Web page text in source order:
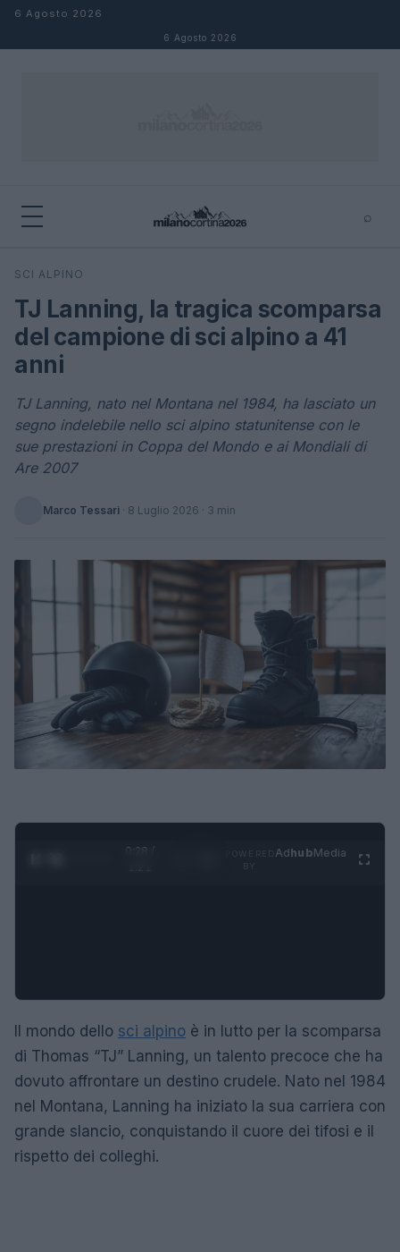
Salta al contenuto
6 Agosto 2026
6 Agosto 2026
⌕
Cerca
SCI ALPINO
TJ Lanning, la tragica scomparsa
del campione di sci alpino a 41
anni
TJ Lanning, nato nel Montana nel 1984, ha lasciato un
segno indelebile nello sci alpino statunitense con le
sue prestazioni in Coppa del Mondo e ai Mondiali di
Are 2007
Marco Tessari · 8 Luglio 2026 · 3 min
0:29 /
AdhubMedia
Il mondo dello sci alpino è in lutto per la scomparsa
di Thomas “TJ” Lanning, un talento precoce che ha
dovuto affrontare un destino crudele. Nato nel 1984
nel Montana, Lanning ha iniziato la sua carriera con
grande slancio, conquistando il cuore dei tifosi e il
rispetto dei colleghi.